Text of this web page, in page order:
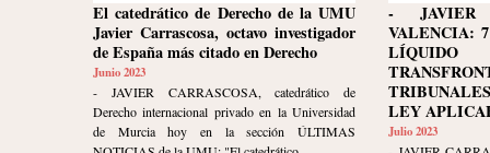
El catedrático de Derecho de la UMU
Javier Carrascosa, octavo investigador
de España más citado en Derecho
Junio 2023
- JAVIER CARRASCOSA, catedrático de
Derecho internacional privado en la Universidad
de Murcia hoy en la sección ÚLTIMAS
- JAVIER
VALENCIA:
LEY
Julio 2023